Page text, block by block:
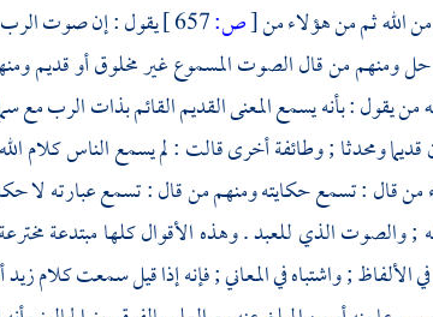
الله ثم من هؤلاء من[ص:
يقول : إن صوت الرب
حل ومنهم من قال الصوت المسموع غير مخلوق أو قديم
من يقول : بأنه يسمع المعنى القديم القائم بذات الرب
ومحدثا ; وطائفة أخرى قالت : لم يسمع الناس كلام
قال : تسمع حكايته ومنهم من قال : تسمع عبارته لا
الذي للعبد . وهذه الأقوال كلها مبتدعة
الألفاظ ; واشتباه في المعاني ; فإنه إذا قيل سمعت كلام